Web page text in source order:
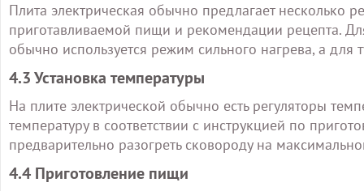
Плита электрическая обычно предлагает
приготавливаемой пищи и рекомендации рецепта.
обычно используется режим сильного нагрева, а
4.3 Установка температуры
На плите электрической обычно есть регуляторы
температуру в соответствии с инструкцией по
предварительно разогреть сковороду на
4.4 Приготовление пищи